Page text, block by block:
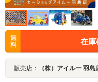
無
料
在庫
販売店： （株）アイルー 羽島